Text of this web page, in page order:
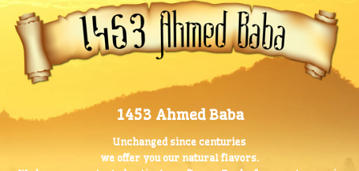
1453 Ahmed Baba
Unchanged since centuries